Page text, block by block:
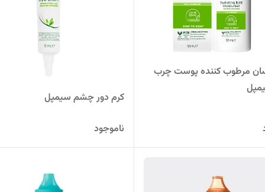
مرطوب کننده پوست چرب
کرم دور چشم سیمپل
ناموجود